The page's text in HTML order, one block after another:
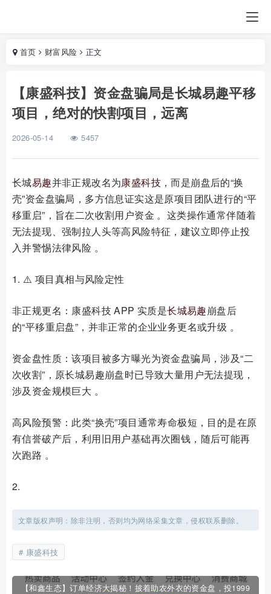
首页 财富风险 正文
【康盛科技】资金盘骗局是长城易趣平移
项目，绝对的快割项目，远离
2026-05-14 5457
长城易趣并非正规改名为康盛科技 ，而是崩盘后的“换
壳”资金盘骗局，多方信息证实这是原项目团队进行的“平
移重启”，旨在二次收割用户资金 。这类操作通常伴随着
无法提现、强制拉人头等高风险特征，建议立即停止投
入并警惕法律风险 。
1. ⚠️ 项目真相与风险定性
非正规更名：康盛科技 APP 实质是长城易趣崩盘后
的“平移重启盘”，并非正常的企业业务更名或升级 。
资金盘性质：该项目被多方曝光为资金盘骗局，涉及“二
次收割”，原长城易趣崩盘时已导致大量用户无法提现，
涉及资金规模巨大 。
高风险预警：此类“换壳”项目通常寿命极短，目的是在原
有信誉破产后，利用旧用户基础再次圈钱，随后可能再
次跑路 。
2.
文章版权声明：除非注明，否则均为网络采集文章，侵权联系删除。
康盛科技
【和鑫生态】订单经济大揭秘！披着助农外衣的资金盘，投1999